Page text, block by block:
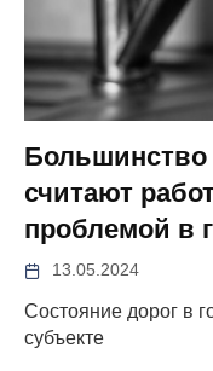
Большинство
считают
проблемой в
13.05.2024
Состояние дорог в
субъекте